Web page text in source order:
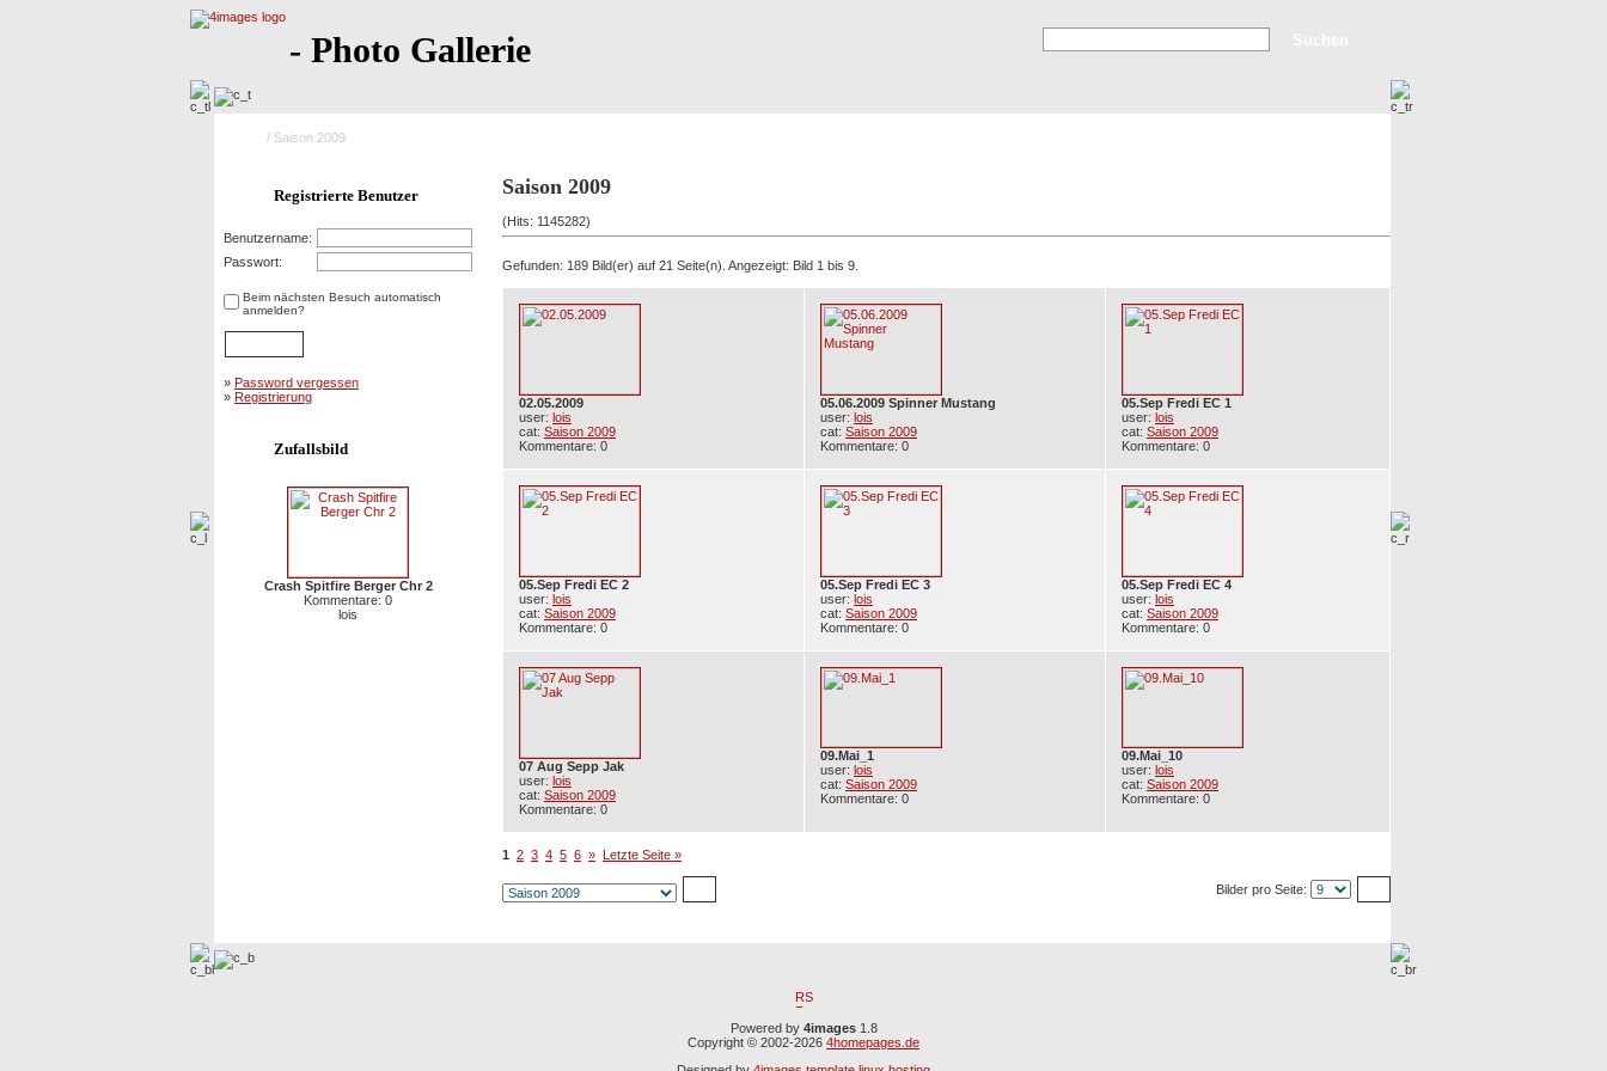
- Photo Gallerie
/ Saison 2009
Registrierte Benutzer
Benutzername:
Passwort:
Beim nächsten Besuch automatisch
anmelden?
» Password vergessen
» Registrierung
Zufallsbild
Crash Spitfire Berger Chr 2
Kommentare: 0
lois
Saison 2009
(Hits: 1145282)
Gefunden: 189 Bild(er) auf 21 Seite(n). Angezeigt: Bild 1 bis 9.
02.05.2009
user: lois
cat: Saison 2009
Kommentare: 0
05.06.2009 Spinner Mustang
user: lois
cat: Saison 2009
Kommentare: 0
05.Sep Fredi EC 1
user: lois
cat: Saison 2009
Kommentare: 0
05.Sep Fredi EC 2
user: lois
cat: Saison 2009
Kommentare: 0
05.Sep Fredi EC 3
user: lois
cat: Saison 2009
Kommentare: 0
05.Sep Fredi EC 4
user: lois
cat: Saison 2009
Kommentare: 0
07 Aug Sepp Jak
user: lois
cat: Saison 2009
Kommentare: 0
09.Mai_1
user: lois
cat: Saison 2009
Kommentare: 0
09.Mai_10
user: lois
cat: Saison 2009
Kommentare: 0
1 2 3 4 5 6 » Letzte Seite »
Bilder pro Seite:
Powered by 4images1.8
Copyright © 2002-2026 4homepages.de